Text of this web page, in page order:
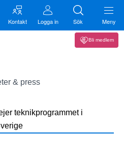
Kontakt Logga in Sök Meny
Bli medlem
& press
teknikprogrammet i